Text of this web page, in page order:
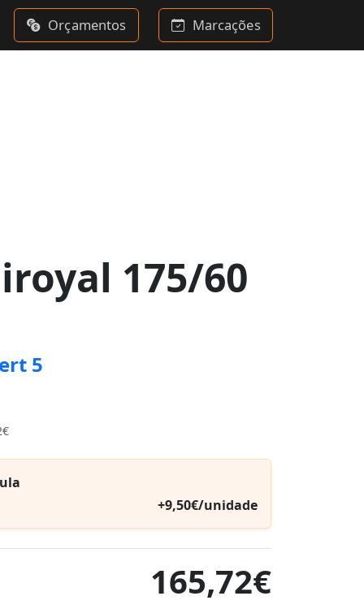
Orçamentos Marcações
175/60
5
+9,50€/unidade
165,72€